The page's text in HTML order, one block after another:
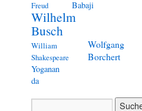
Freud
Babaji
Wilhelm
Busch
William
Shakespeare
Wolfgang
Borchert
Yoganan
da